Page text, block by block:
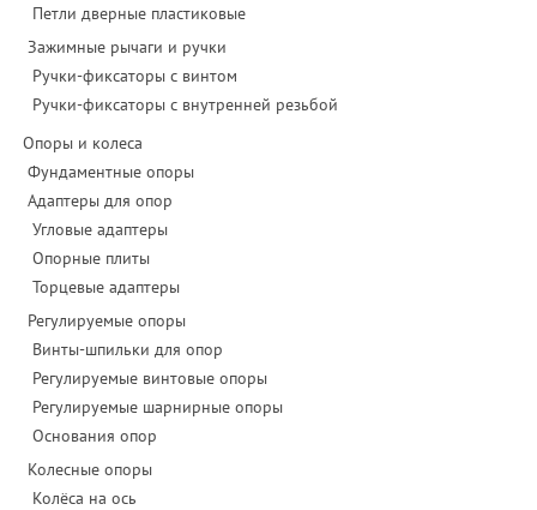
Петли дверные пластиковые
Зажимные рычаги и ручки
Ручки-фиксаторы c винтом
Ручки-фиксаторы c внутренней резьбой
Опоры и колеса
Фундаментные опоры
Адаптеры для опор
Угловые адаптеры
Опорные плиты
Торцевые адаптеры
Регулируемые опоры
Винты-шпильки для опор
Регулируемые винтовые опоры
Регулируемые шарнирные опоры
Основания опор
Колесные опоры
Колёса на ось